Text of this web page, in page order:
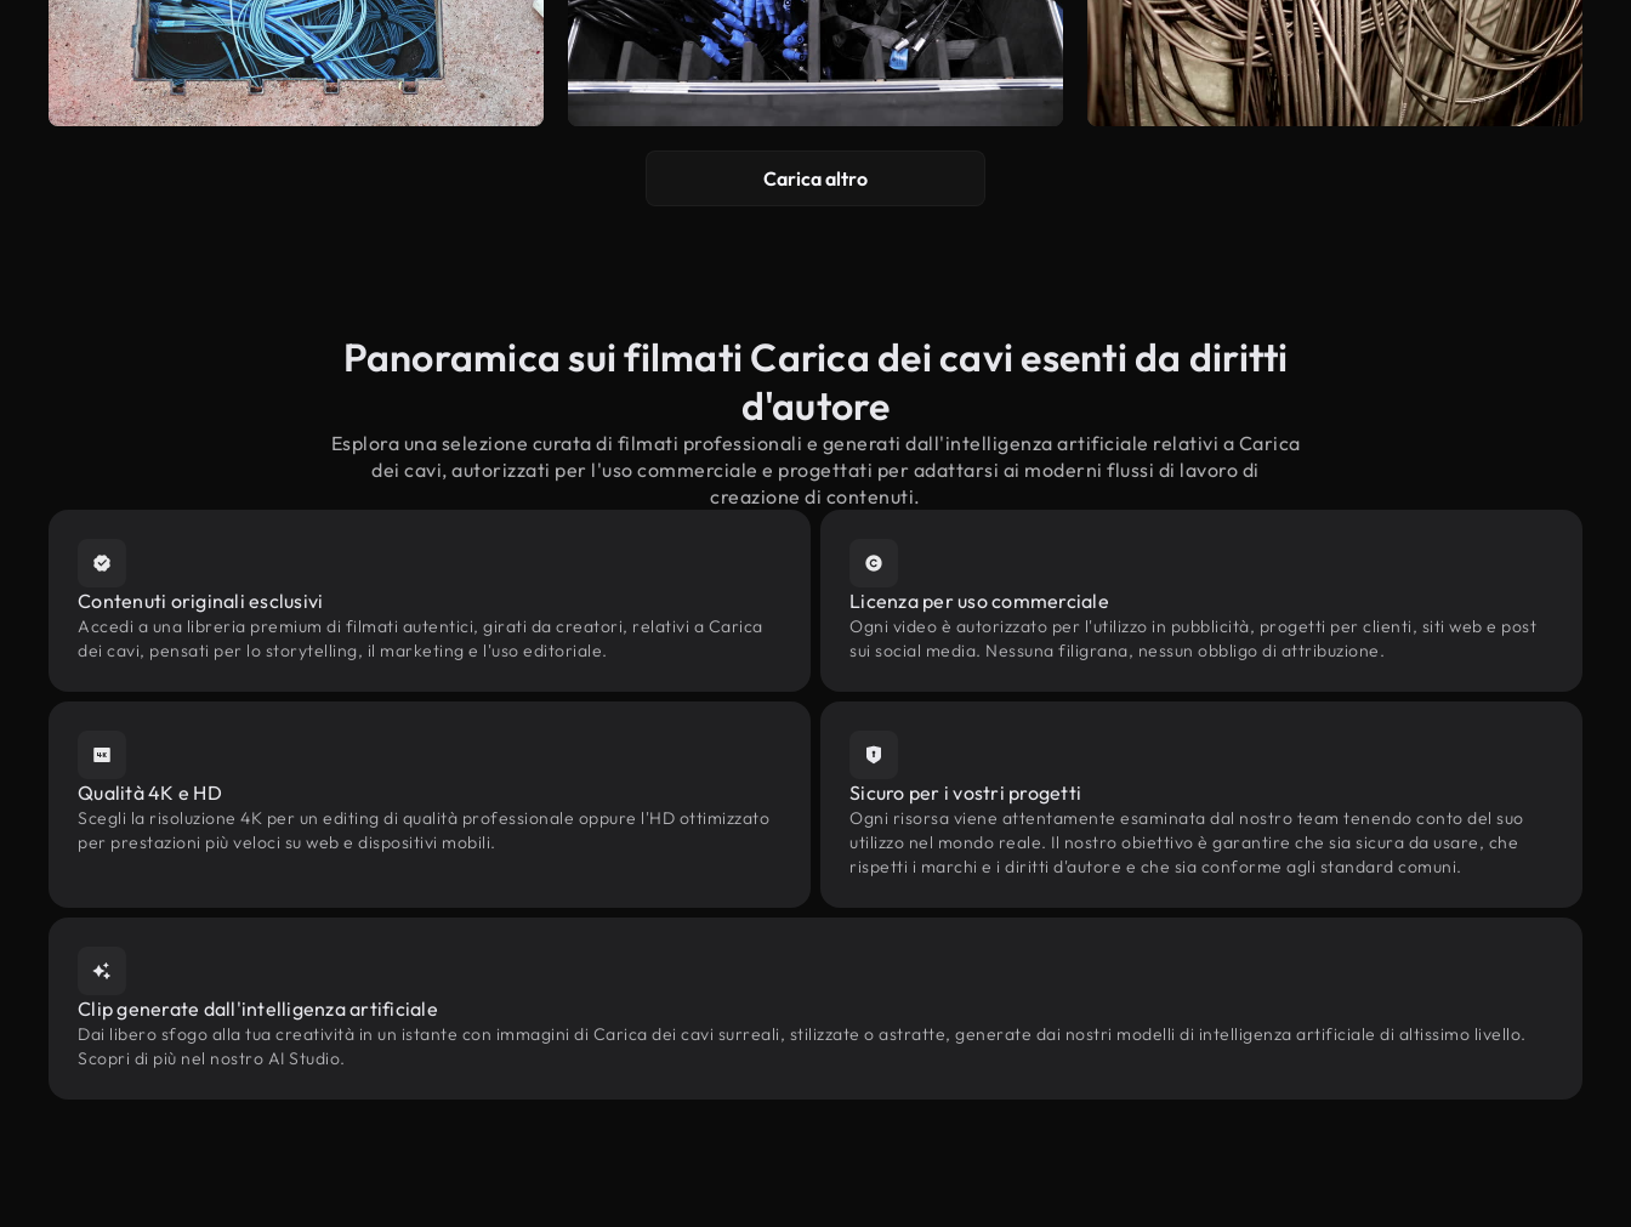
Carica altro
Panoramica sui filmati Carica dei cavi esenti da diritti
d'autore
Esplora una selezione curata di filmati professionali e generati dall'intelligenza artificiale relativi a Carica
dei cavi, autorizzati per l'uso commerciale e progettati per adattarsi ai moderni flussi di lavoro di
creazione di contenuti.
Contenuti originali esclusivi
Accedi a una libreria premium di filmati autentici, girati da creatori, relativi a Carica
dei cavi, pensati per lo storytelling, il marketing e l'uso editoriale.
Licenza per uso commerciale
Ogni video è autorizzato per l'utilizzo in pubblicità, progetti per clienti, siti web e post
sui social media. Nessuna filigrana, nessun obbligo di attribuzione.
Qualità 4K e HD
Scegli la risoluzione 4K per un editing di qualità professionale oppure l'HD ottimizzato
per prestazioni più veloci su web e dispositivi mobili.
Sicuro per i vostri progetti
Ogni risorsa viene attentamente esaminata dal nostro team tenendo conto del suo
utilizzo nel mondo reale. Il nostro obiettivo è garantire che sia sicura da usare, che
rispetti i marchi e i diritti d'autore e che sia conforme agli standard comuni.
Clip generate dall'intelligenza artificiale
Dai libero sfogo alla tua creatività in un istante con immagini di Carica dei cavi surreali, stilizzate o astratte, generate dai nostri modelli di intelligenza artificiale di altissimo livello.
Scopri di più nel nostro AI Studio.